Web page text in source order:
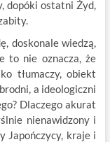
dopóki ostatni Żyd,
doskonale wiedzą,
to nie oznacza, że
tłumaczy, obiekt
a ideologiczni
Dlaczego akurat
nienawidzony i
Japończycy, kraje i